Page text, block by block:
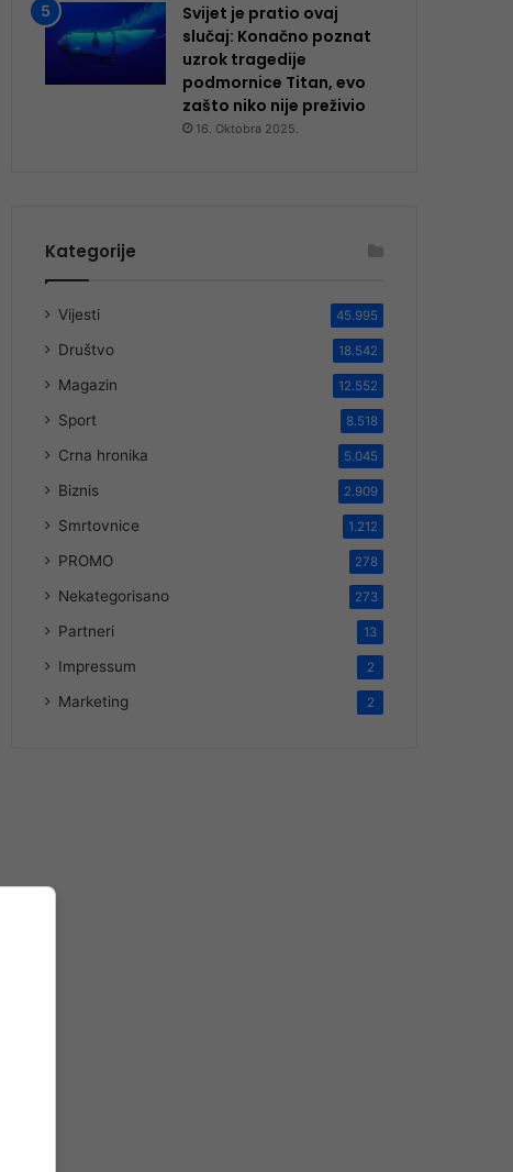
Svijet je pratio ovaj
slučaj: Konačno poznat
uzrok tragedije
podmornice Titan, evo
zašto niko nije preživio
16. Oktobra 2025.
Kategorije
Vijesti 45.995
Društvo 18.542
Magazin 12.552
Sport 8.518
Crna hronika 5.045
Biznis 2.909
Smrtovnice 1.212
PROMO 278
Nekategorisano 273
Partneri 13
Impressum 2
Marketing 2